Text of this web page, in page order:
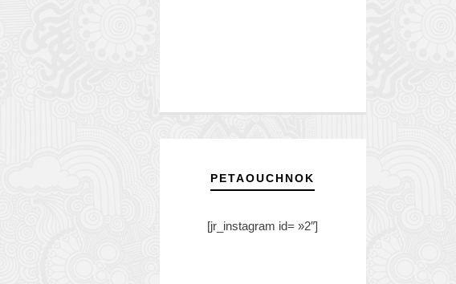
PETAOUCHNOK
[jr_instagram id= »2″]